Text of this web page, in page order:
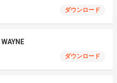
ダウンロード
ダウンロード